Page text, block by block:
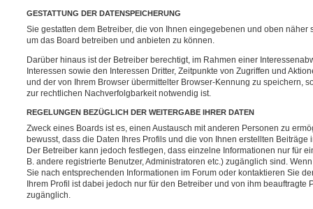
GESTATTUNG DER DATENSPEICHERUNG
Sie gestatten dem Betreiber, die von Ihnen eingegebenen und oben näher
um das Board betreiben und anbieten zu können.
Darüber hinaus ist der Betreiber berechtigt, im Rahmen einer
Interessen sowie den Interessen Dritter, Zeitpunkte von Zugriffen und
und der von Ihrem Browser übermittelter Browser-Kennung zu speichern,
zur rechtlichen Nachverfolgbarkeit notwendig ist.
REGELUNGEN BEZÜGLICH DER WEITERGABE IHRER DATEN
Zweck eines Boards ist es, einen Austausch mit anderen Personen zu
bewusst, dass die Daten Ihres Profils und die von Ihnen erstellten
Der Betreiber kann jedoch festlegen, dass einzelne Informationen nur für
B. andere registrierte Benutzer, Administratoren etc.) zugänglich sind.
Sie nach entsprechenden Informationen im Forum oder kontaktieren Sie
Ihrem Profil ist dabei jedoch nur für den Betreiber und von ihm beauftragte
zugänglich.